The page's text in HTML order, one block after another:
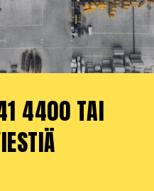
4400 TAI